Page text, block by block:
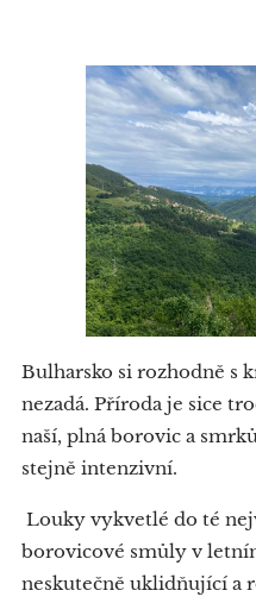
Bulharsko si rozhodně s
nezadá. Příroda je sice
naší, plná borovic a
stejně intenzivní.
Louky vykvetlé do té
borovicové smůly v
neskutečně uklidňující a